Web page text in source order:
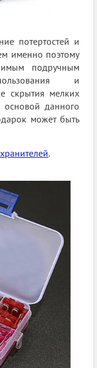
потертостей и
именно поэтому
подручным
и
скрытия мелких
основой данного
может быть
.